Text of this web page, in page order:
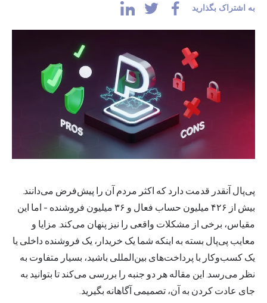
به اشتراک بگذارید
پی‌پال آنقدر قدمت دارد که اکثر مردم آن را پیش‌فرض می‌دانند.
بیش از ۴۲۶ میلیون حساب فعال و ۳۶ میلیون فروشنده - اما این
مقیاس، برخی از مشکلات واقعی را نیز پنهان می‌کند. مزایا و
معایب پی‌پال بسته به اینکه شما یک خریدار، یک فروشنده داخلی یا
یک کسب‌وکار با پرداخت‌های بین‌المللی باشید، بسیار متفاوت به
نظر می‌رسد. این مقاله هر دو جنبه را بررسی می‌کند تا بتوانید به
جای عادت کردن به آن، تصمیمی آگاهانه بگیرید.